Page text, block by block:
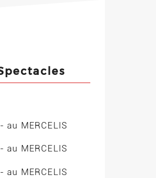
au MERCELIS
au MERCELIS
au MERCELIS